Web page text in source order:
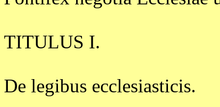
TITULUS I.
De legibus ecclesiasticis.